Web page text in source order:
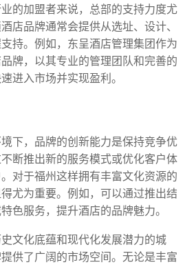
的加盟者来说，总部的支持力度尤
店品牌通常会提供从选址、设计、
持。例如，东呈酒店管理集团作为
牌，以其专业的管理团队和完善的
进入市场并实现盈利。
下，品牌的创新能力是保持竞争优
断推出新的服务模式或优化客户体
对于福州这样拥有丰富文化资源的
尤为重要。例如，可以通过推出结
色服务，提升酒店的品牌魅力。
文化底蕴和现代化发展潜力的城
供了广阔的市场空间。无论是丰富